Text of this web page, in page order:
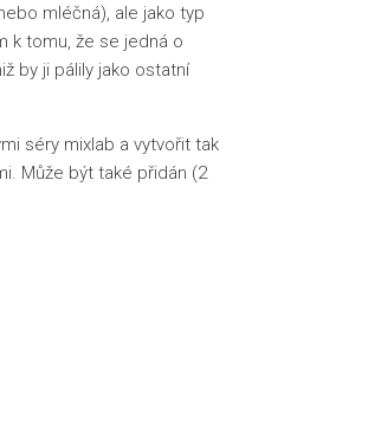
mléčná), ale jako typ
k tomu, že se jedná o
by ji pálily jako ostatní
séry mixlab a vytvořit tak
Může být také přidán (2